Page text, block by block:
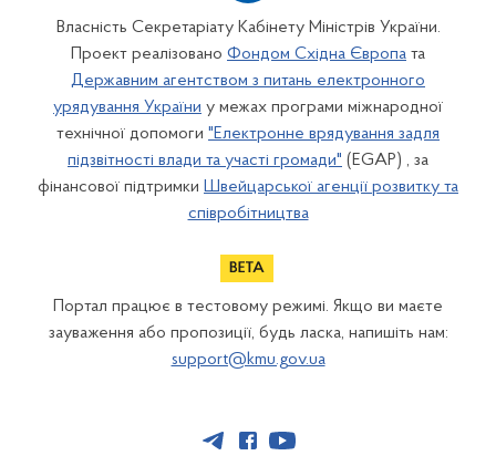
Власність Секретаріату Кабінету Міністрів України.
Проект реалізовано Фондом Східна Європа та
Державним агентством з питань електронного
урядування України у межах програми міжнародної
технічної допомоги "Електронне врядування задля
підзвітності влади та участі громади" (EGAP) , за
фінансової підтримки Швейцарської агенції розвитку та
співробітництва
Портал працює в тестовому режимі. Якщо ви маєте
зауваження або пропозиції, будь ласка, напишіть нам:
support@kmu.gov.ua